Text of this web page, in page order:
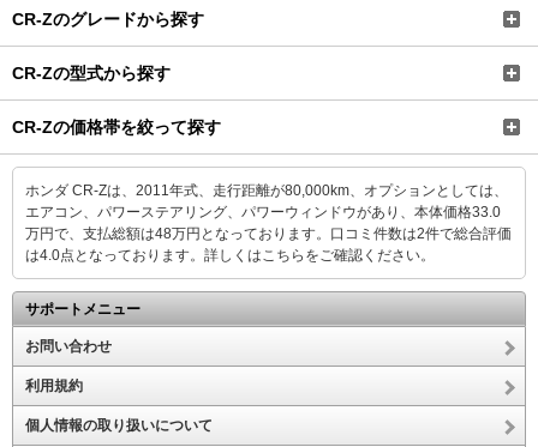
CR-Zのグレードから探す
CR-Zの型式から探す
CR-Zの価格帯を絞って探す
ホンダ CR-Zは、2011年式、走行距離が80,000km、オプションとしては、
エアコン、パワーステアリング、パワーウィンドウがあり、本体価格33.0
万円で、支払総額は48万円となっております。口コミ件数は2件で総合評価
は4.0点となっております。 詳しくはこちらをご確認ください。
サポートメニュー
お問い合わせ
利用規約
個人情報の取り扱いについて